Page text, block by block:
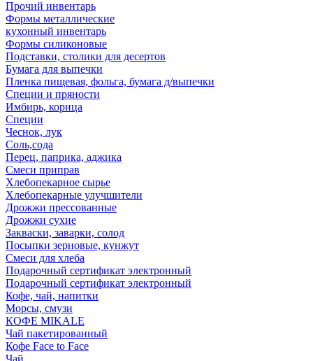
Прочий инвентарь
Формы металлические
кухонный инвентарь
Формы силиконовые
Подставки, столики для десертов
Бумага для выпечки
Пленка пищевая, фольга, бумага д/выпечки
Специи и пряности
Имбирь, корица
Специи
Чеснок, лук
Соль,сода
Перец, паприка, аджика
Смеси приправ
Хлебопекарное сырье
Хлебопекарные улучшители
Дрожжи прессованные
Дрожжи сухие
Закваски, заварки, солод
Посыпки зерновые, кунжут
Смеси для хлеба
Подарочный сертификат электронный
Подарочный сертификат электронный
Кофе, чай, напитки
Морсы, смузи
КОФЕ MIKALE
Чай пакетированный
Кофе Face to Face
Чай